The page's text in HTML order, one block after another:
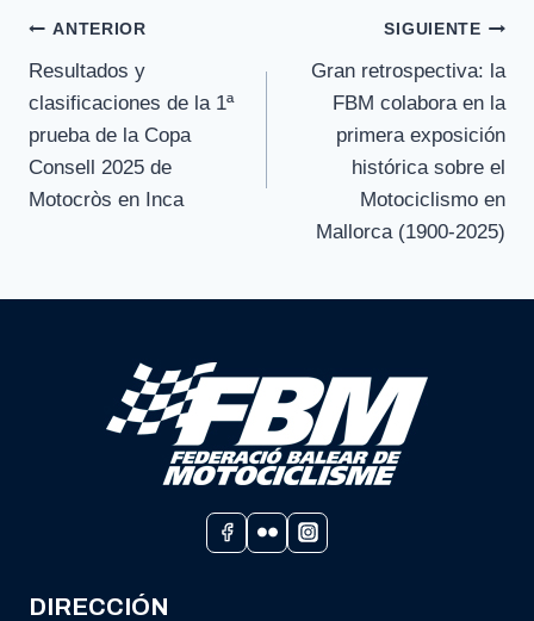
Navegación
de
entradas
ANTERIOR
Resultados y
clasificaciones de la 1ª
prueba de la Copa
Consell 2025 de
Motocròs en Inca
SIGUIENTE
Gran retrospectiva: la
FBM colabora en la
primera exposición
histórica sobre el
Motociclismo en
Mallorca (1900-2025)
DIRECCIÓN